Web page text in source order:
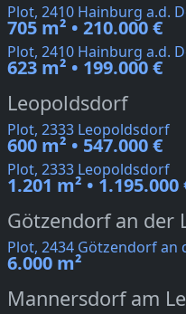
Plot, 2410 Hainburg a.d.
705 m² • 210.000 €
Plot, 2410 Hainburg a.d.
623 m² • 199.000 €
Leopoldsdorf
Plot, 2333 Leopoldsdorf
600 m² • 547.000 €
Plot, 2333 Leopoldsdorf
1.201 m² • 1.195.000
Götzendorf an der
Plot, 2434 Götzendorf
6.000 m²
Mannersdorf am